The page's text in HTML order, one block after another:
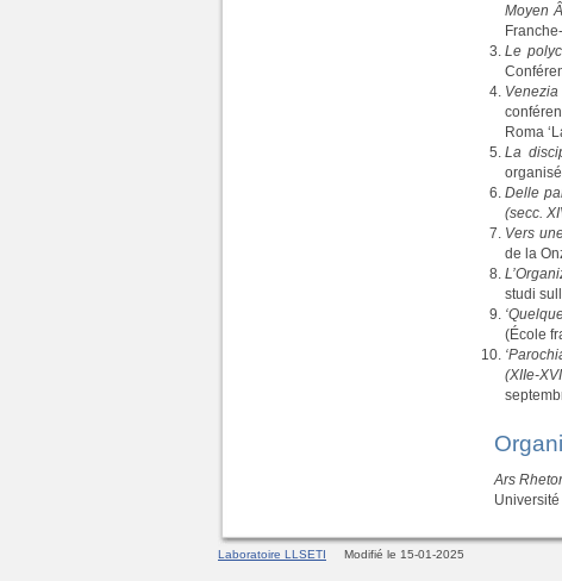
Moyen
Le
Roma
La
Delle
(secc.
Vers
de la
studi
(École
(XIIe-
Ars
Laboratoire LLSETI Modifié le 15-01-2025